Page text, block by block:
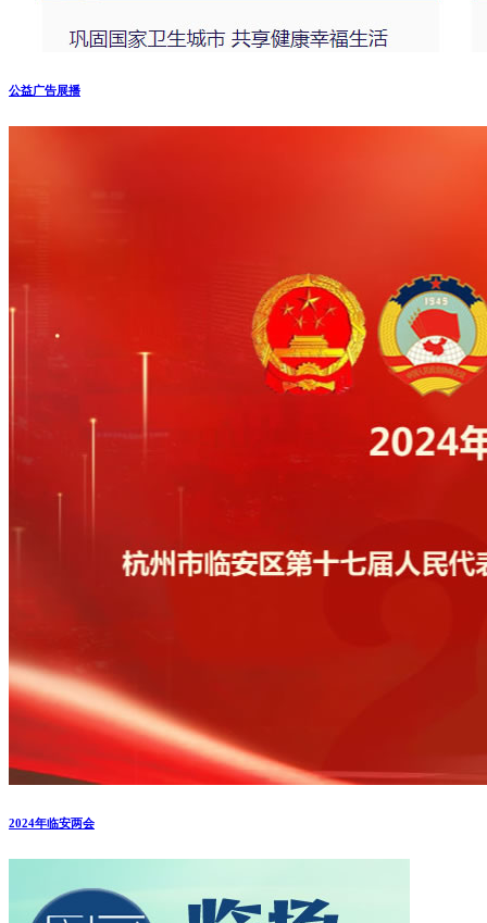
公益广告展播
2024年临安两会